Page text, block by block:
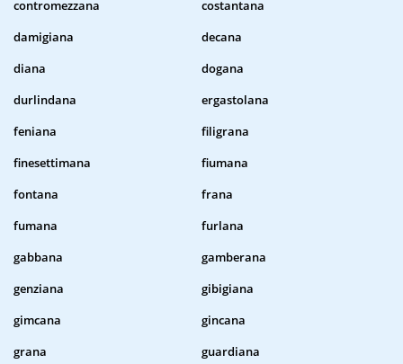
contromezzana
costantana
damigiana
decana
diana
dogana
durlindana
ergastolana
feniana
filigrana
finesettimana
fiumana
fontana
frana
fumana
furlana
gabbana
gamberana
genziana
gibigiana
gimcana
gincana
grana
guardiana